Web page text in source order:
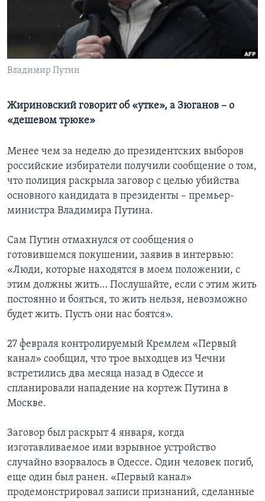
Learning English
СОЦИАЛЬНЫЕ СЕТИ
Языки
Владимир Путин
Жириновский говорит об «утке», а Зюганов – о
«дешевом трюке»
Менее чем за неделю до президентских выборов
российские избиратели получили сообщение о том,
что полиция раскрыла заговор с целью убийства
основного кандидата в президенты – премьер-
министра Владимира Путина.
Сам Путин отмахнулся от сообщения о
готовившемся покушении, заявив в интервью:
«Люди, которые находятся в моем положении, с
этим должны жить… Послушайте, если с этим жить
постоянно и бояться, то жить нельзя, невозможно
будет жить. Пусть они нас боятся».
27 февраля контролируемый Кремлем «Первый
канал» сообщил, что трое выходцев из Чечни
встретились два месяца назад в Одессе и
спланировали нападение на кортеж Путина в
Москве.
Заговор был раскрыт 4 января, когда
изготавливаемое ими взрывное устройство
случайно взорвалось в Одессе. Один человек погиб,
еще один был ранен. «Первый канал»
продемонстрировал записи признаний, сделанные